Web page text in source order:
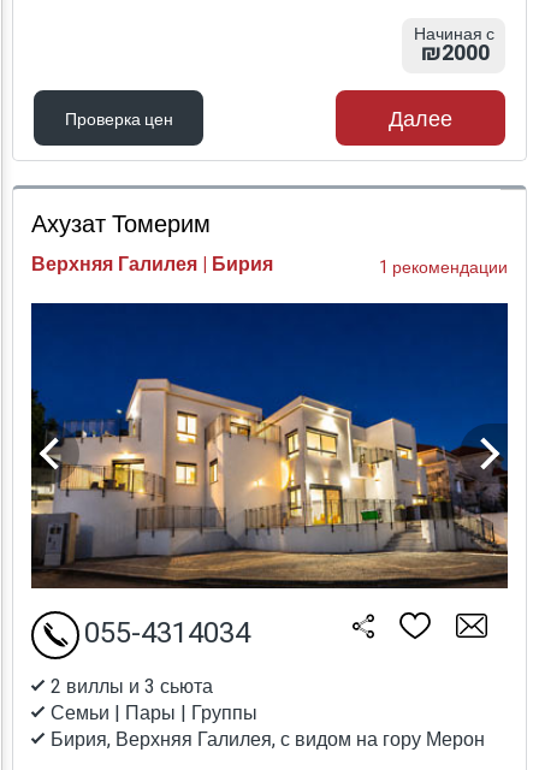
Начиная с
₪2000
Проверка цен
Проверка цен
Далее
Ахузат Томерим
Верхняя Галилея | Бирия 1 рекомендации
2 виллы и 3 сьюта
Семьи | Пары | Группы
Бирия, Верхняя Галилея, с видом на гору Мерон
055-4314034